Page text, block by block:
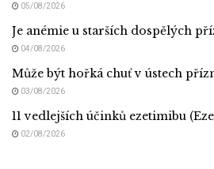
05/08/2026
Je anémie u starších dospělých
04/08/2026
Může být hořká chuť v ústech
03/08/2026
11 vedlejších účinků ezetimibu
02/08/2026